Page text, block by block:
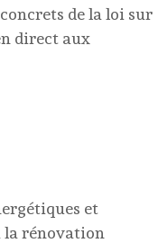
de la loi sur
direct aux
et
la rénovation